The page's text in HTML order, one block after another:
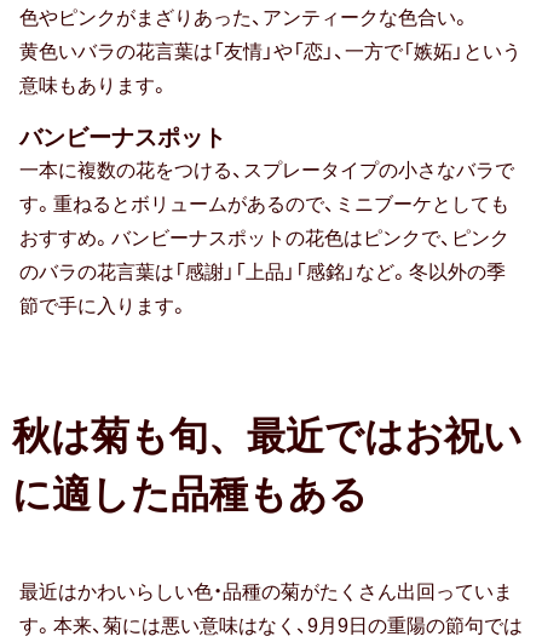
米寿祝い
暮らしのお祝い・ギフト
厄払い・厄除け
結婚祝い
出産祝い
誕生祝い
新築祝い
退院祝い
金婚式
色やピンクがまざりあった、アンティークな色合い。
黄色いバラの花言葉は「友情」や「恋」、一方で「嫉妬」という
意味もあります。
バンビーナスポット
一本に複数の花をつける、スプレータイプの小さなバラで
す。重ねるとボリュームがあるので、ミニブーケとしても
おすすめ。バンビーナスポットの花色はピンクで、ピンク
のバラの花言葉は「感謝」「上品」「感銘」など。冬以外の季
節で手に入ります。
秋は菊も旬、最近ではお祝い
に適した品種もある
最近はかわいらしい色・品種の菊がたくさん出回っていま
す。本来、菊には悪い意味はなく、9月9日の重陽の節句では